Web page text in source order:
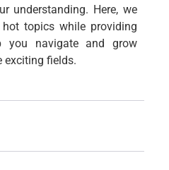
understanding. Here, we
topics while providing
you navigate and grow
exciting fields.